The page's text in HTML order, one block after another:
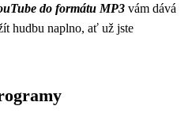
do formátu MP3 vám dává
hudbu naplno, ať už jste